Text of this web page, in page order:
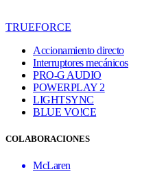
TRUEFORCE
Accionamiento directo
Interruptores mecánicos
PRO-G AUDIO
POWERPLAY 2
LIGHTSYNC
BLUE VO!CE
COLABORACIONES
McLaren